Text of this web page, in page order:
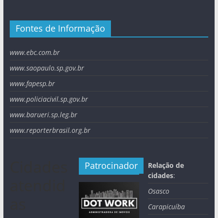
Fontes de Informação
www.ebc.com.br
www.saopaulo.sp.gov.br
www.fapesp.br
www.policiacivil.sp.gov.br
www.barueri.sp.leg.br
www.reporterbrasil.org.br
Patrocinador
Relação de
cidades:
Osasco
Carapicuíba